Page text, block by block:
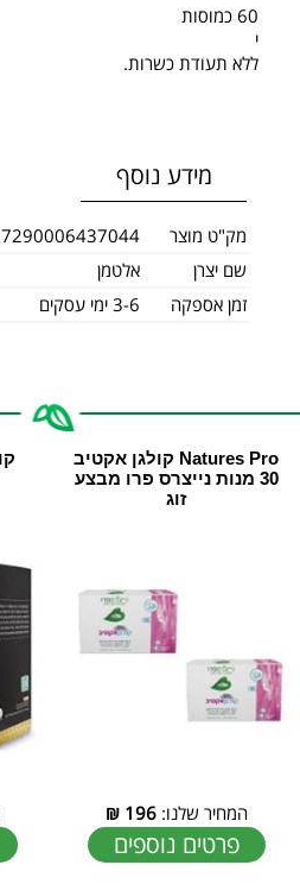
60 כמוסות
י
ללא תעודת כשרות.
מידע נוסף
מק"ט מוצר
7290006437044
שם יצרן
אלטמן
זמן אספקה
3-6 ימי עסקים
Natures Pro קולגן אקטיב
30 מנות נייצרס פרו מבצע
זוג
המחיר שלנו:196
₪
פרטים נוספים